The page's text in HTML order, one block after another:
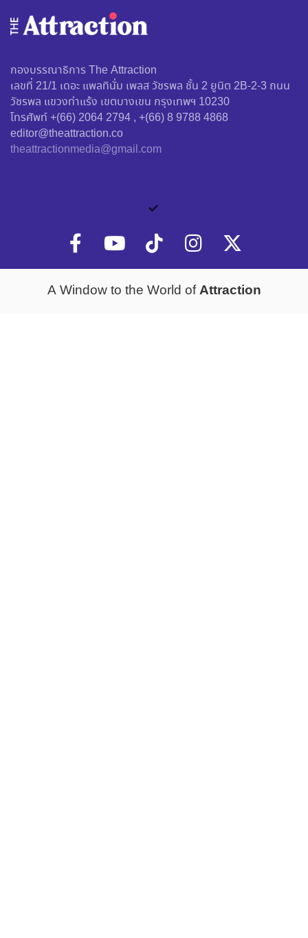
กองบรรณาธิการ The Attraction
เลขที่ 21/1 เดอะ แพลทินั่ม เพลส วัชรพล ชั้น 2 ยูนิต 2B-2-3 ถนน
วัชรพล แขวงท่าแร้ง เขตบางเขน กรุงเทพฯ 10230
โทรศัพท์ +(66) 2064 2794 , +(66) 8 9788 4868
editor@theattraction.co
theattractionmedia@gmail.com
A Window to the World ofAttraction